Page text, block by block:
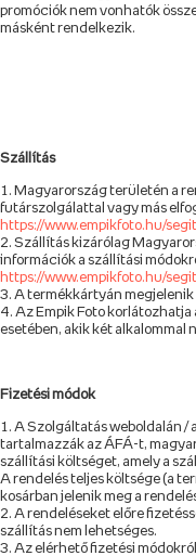
promóciók nem vonhatók
másként rendelkezik.
Szállítás
Magyarország területén a
futárszolgálattal vagy más
https://www.empikfoto.hu/
Szállítás kizárólag
információk a szállítási
https://www.empikfoto.hu/
A termékkártyán megjelenik
Az Empik Foto
esetében, akik két alkalommal
Fizetési módok
A Szolgáltatás weboldalán
tartalmazzák az ÁFÁ-t,
szállítási költséget, amely a
A rendelés teljes költsége (a
kosárban jelenik meg a
A rendeléseket előre
szállítás nem lehetséges.
Az elérhető fizetési